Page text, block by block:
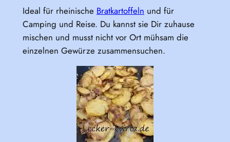
Ideal für rheinische Bratkartoffeln und für
Camping und Reise. Du kannst sie Dir zuhause
mischen und musst nicht vor Ort mühsam die
einzelnen Gewürze zusammensuchen.